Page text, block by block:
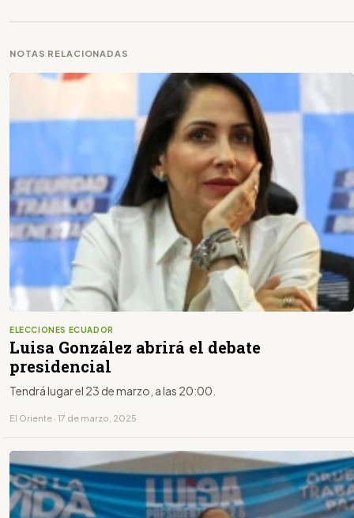
NOTAS RELACIONADAS
ELECCIONES ECUADOR
Luisa González abrirá el debate
presidencial
Tendrá lugar el 23 de marzo, a las 20:00.
El Oriente · 17 de marzo, 2025